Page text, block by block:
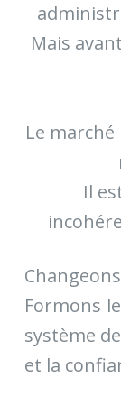
Mais
Le
Il
Formons
système
et la